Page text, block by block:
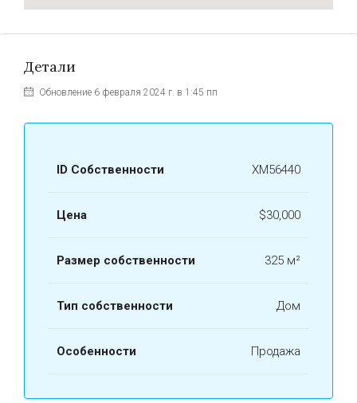
Детали
Обновление 6 февраля 2024 г. в 1:45 пп
ID Собственности ХМ56440
Цена $30,000
Размер собственности 325 м²
Тип собственности Дом
Особенности Продажа